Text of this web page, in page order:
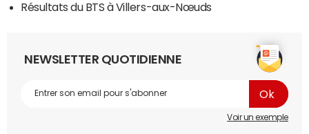
Résultats du BTS à Villers-aux-Nœuds
NEWSLETTER QUOTIDIENNE
Voir un exemple